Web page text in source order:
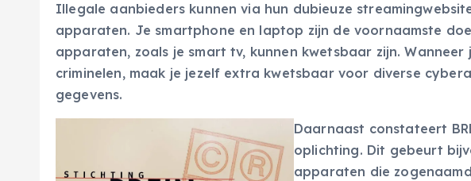
Illegale aanbieders kunnen via hun dubieuze
apparaten. Je smartphone en laptop zijn de voornaamste
apparaten, zoals je smart tv, kunnen kwetsbaar zijn.
criminelen, maak je jezelf extra kwetsbaar voor diverse
gegevens.
Daarnaast constateert
oplichting. Dit gebeurt
apparaten die